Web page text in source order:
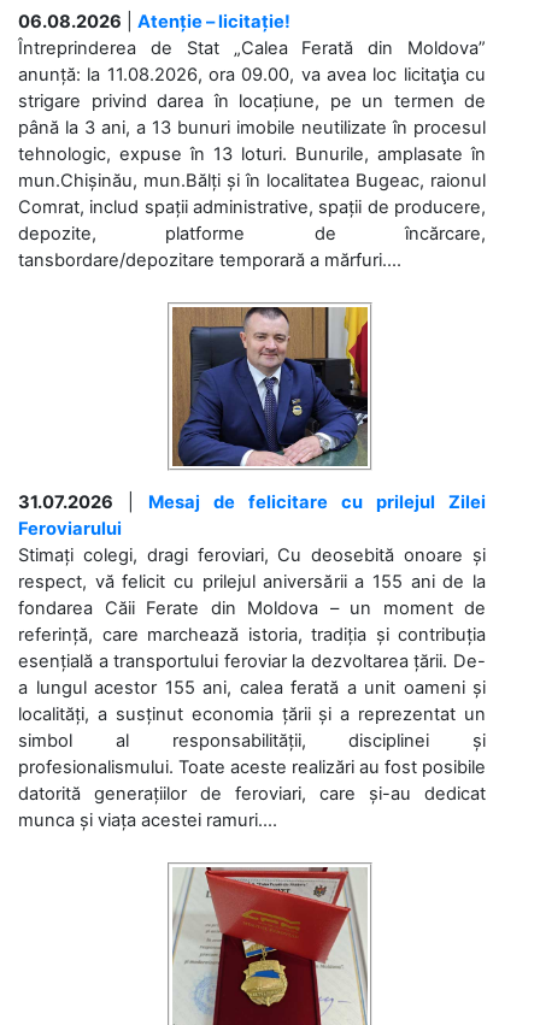
06.08.2026
Atenție – licitație!
Întreprinderea de Stat „Calea Ferată din Moldova”
anunță: la 11.08.2026, ora 09.00, va avea loc licitaţia cu
strigare privind darea în locațiune, pe un termen de
până la 3 ani, a 13 bunuri imobile neutilizate în procesul
tehnologic, expuse în 13 loturi. Bunurile, amplasate în
mun.Chișinău, mun.Bălți și în localitatea Bugeac, raionul
Comrat, includ spații administrative, spații de producere,
depozite, platforme de încărcare,
tansbordare/depozitare temporară a mărfuri....
31.07.2026
Mesaj de felicitare cu prilejul Zilei
Feroviarului
Stimați colegi, dragi feroviari, Cu deosebită onoare și
respect, vă felicit cu prilejul aniversării a 155 ani de la
fondarea Căii Ferate din Moldova – un moment de
referință, care marchează istoria, tradiția și contribuția
esențială a transportului feroviar la dezvoltarea țării. De-
a lungul acestor 155 ani, calea ferată a unit oameni și
localități, a susținut economia țării și a reprezentat un
simbol al responsabilității, disciplinei și
profesionalismului. Toate aceste realizări au fost posibile
datorită generațiilor de feroviari, care și-au dedicat
munca și viața acestei ramuri....